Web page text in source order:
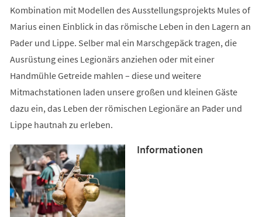
Kombination mit Modellen des Ausstellungsprojekts Mules of
Marius einen Einblick in das römische Leben in den Lagern an
Pader und Lippe. Selber mal ein Marschgepäck tragen, die
Ausrüstung eines Legionärs anziehen oder mit einer
Handmühle Getreide mahlen – diese und weitere
Mitmachstationen laden unsere großen und kleinen Gäste
dazu ein, das Leben der römischen Legionäre an Pader und
Lippe hautnah zu erleben.
Informationen